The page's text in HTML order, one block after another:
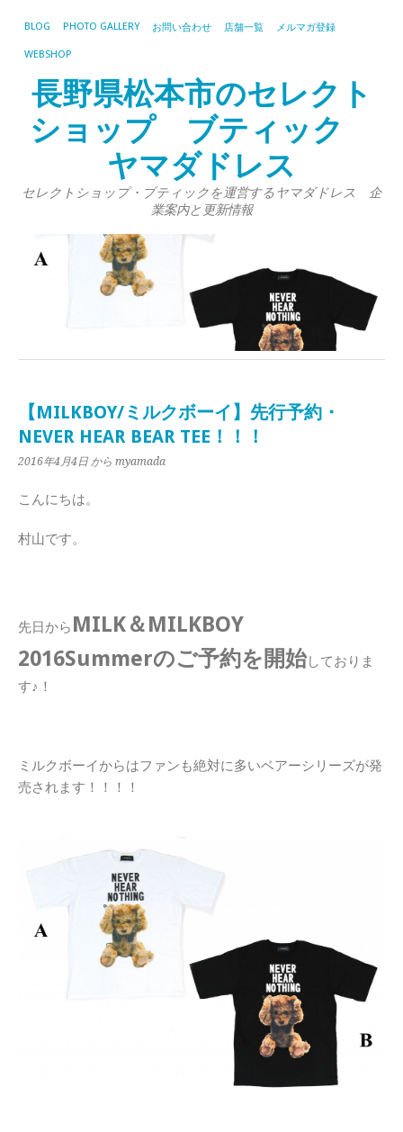
BLOG PHOTO GALLERY お問い合わせ 店舗一覧 メルマガ登録
WEBSHOP
長野県松本市のセレクト
ショップ ブティック
ヤマダドレス
セレクトショップ・ブティックを運営するヤマダドレス 企
業案内と更新情報
【MILKBOY/ミルクボーイ】先行予約・
NEVER HEAR BEAR TEE！！！
2016年4月4日 から myamada
こんにちは。
村山です。
先日から MILK＆MILKBOY
2016Summerのご予約を開始しておりま
す♪！
ミルクボーイからはファンも絶対に多いベアーシリーズが発
売されます！！！！